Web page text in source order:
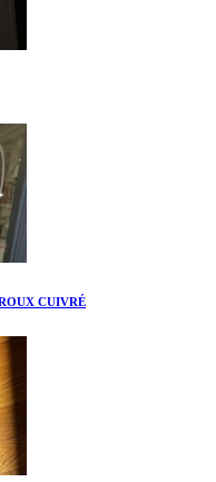
CUIVRÉ